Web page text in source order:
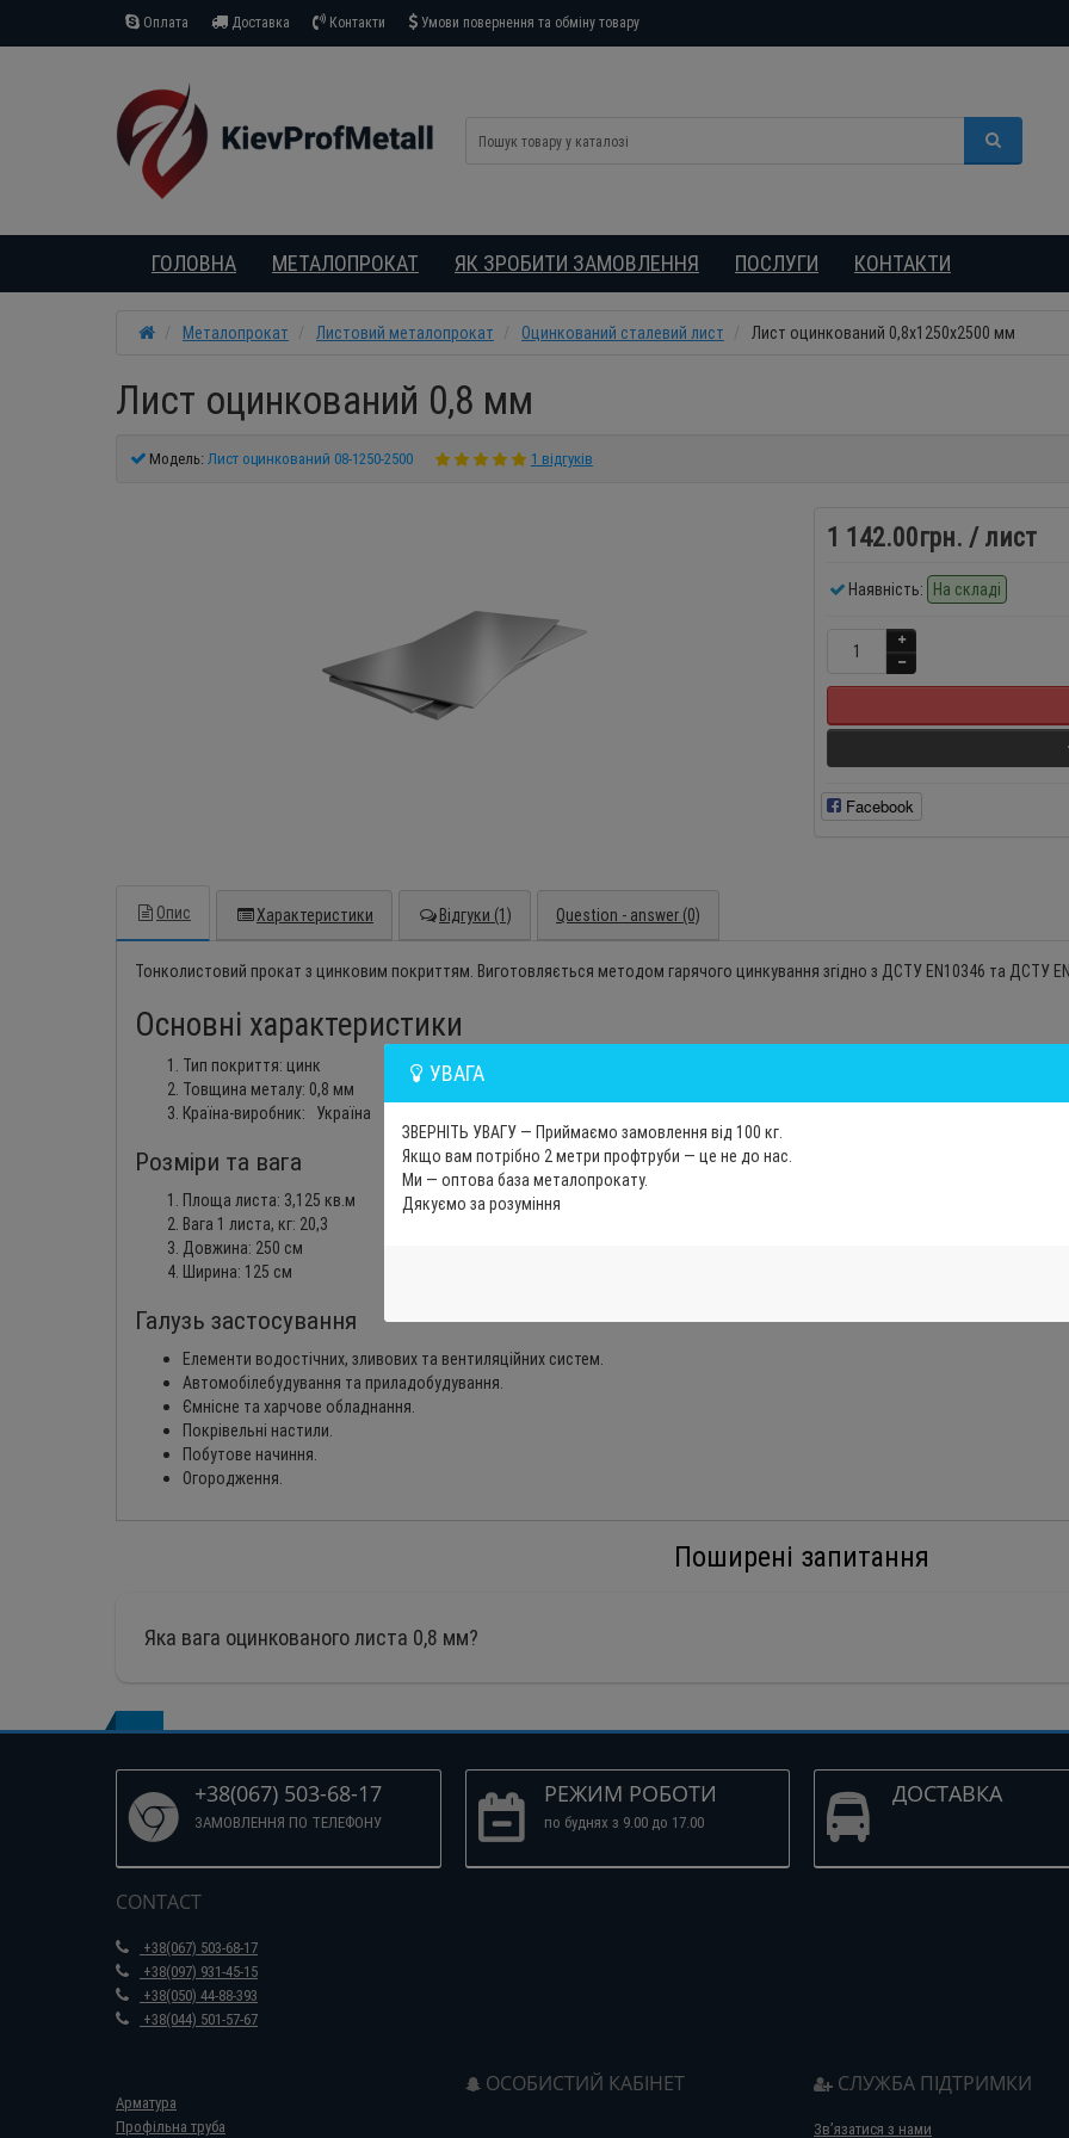
Оплата Доставка Контакти Умови повернення та обміну товару
ГОЛОВНА МЕТАЛОПРОКАТ ЯК ЗРОБИТИ ЗАМОВЛЕННЯ ПОСЛУГИ КОНТАКТИ
Металопрокат Листовий металопрокат Оцинкований сталевий лист Лист оцинкований 0,8х1250х2500 мм
Лист оцинкований 0,8 мм
Модель: Лист оцинкований 08-1250-2500 1 відгуків
1 142.00грн. / лист
Наявність: На складі
Facebook
Опис Характеристики Відгуки (1) Question - answer (0)
Тонколистовий прокат з цинковим покриттям. Виготовляється методом гарячого цинкування згідно з ДСТУ EN10346 та ДСТУ
Основні характеристики
Тип покриття: цинк
Товщина металу: 0,8 мм
Країна-виробник: Україна
Розміри та вага
Площа листа: 3,125 кв.м
Вага 1 листа, кг: 20,3
Довжина: 250 см
Ширина: 125 см
Галузь застосування
Елементи водостічних, зливових та вентиляційних систем.
Автомобілебудування та приладобудування.
Ємнісне та харчове обладнання.
Покрівельні настили.
Побутове начиння.
Огородження.
Поширені запитання
Яка вага оцинкованого листа 0,8 мм?
+38(067) 503-68-17
ЗАМОВЛЕННЯ ПО ТЕЛЕФОНУ
РЕЖИМ РОБОТИ
по буднях з 9.00 до 17.00
ДОСТАВКА
CONTACT
+38(067) 503-68-17
+38(097) 931-45-15
+38(050) 44-88-393
+38(044) 501-57-67
Арматура
Профільна труба
ОСОБИСТИЙ КАБІНЕТ СЛУЖБА ПІДТРИМКИ
Зв’язатися з нами
УВАГА
ЗВЕРНІТЬ УВАГУ — Приймаємо замовлення від 100 кг.
Якщо вам потрібно 2 метри профтруби — це не до нас.
Ми — оптова база металопрокату.
Дякуємо за розуміння